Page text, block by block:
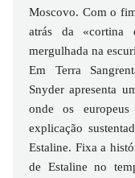
Moscovo. Com o
atrás da «cortina
mergulhada na
Em Terra
Snyder apresenta
onde os
explicação
Estaline. Fixa a
de Estaline no